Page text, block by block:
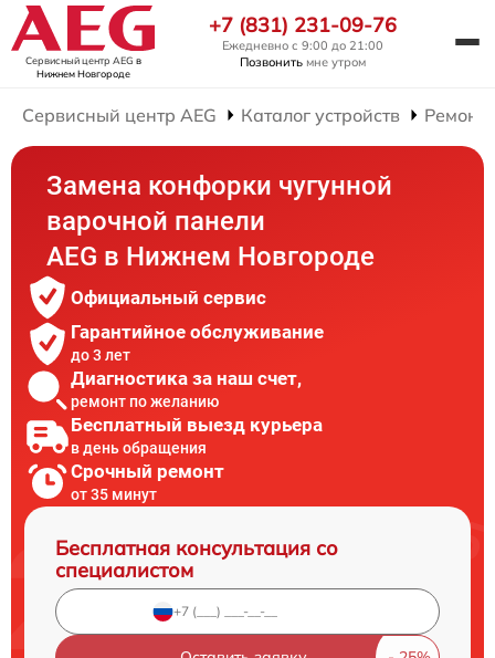
Сервисный центр AEG в
Нижнем Новгороде
+7 (831) 231-09-76
Ежедневно с 9:00 до 21:00
Позвонить мне утром
Сервисный центр AEG Каталог устройств Ремонт
Замена конфорки чугунной
варочной панели
AEG в Нижнем Новгороде
Официальный сервис
Гарантийное обслуживание
до 3 лет
Диагностика за наш счет,
ремонт по желанию
Бесплатный выезд курьера
в день обращения
Срочный ремонт
от 35 минут
Бесплатная консультация со
специалистом